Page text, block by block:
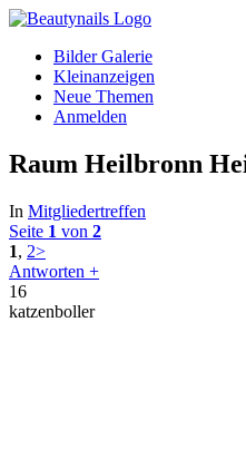
Bilder Galerie
Kleinanzeigen
Neue Themen
Anmelden
Raum Heilbronn
In Mitgliedertreffen
Seite 1 von 2
1, 2>
Antworten +
16
katzenboller